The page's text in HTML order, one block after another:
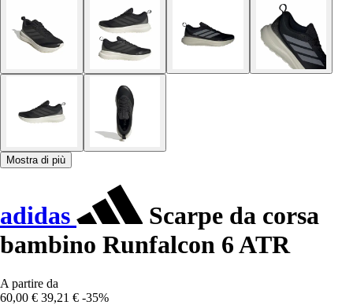
Mostra di più
adidas
Scarpe da corsa
bambino Runfalcon 6 ATR
A partire da
60,00 € 39,21 € -35%